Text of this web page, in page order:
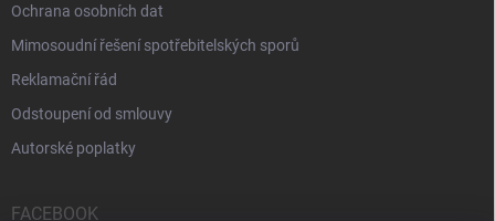
Ochrana osobních dat
Mimosoudní řešení spotřebitelských sporů
Reklamační řád
Odstoupení od smlouvy
Autorské poplatky
FACEBOOK